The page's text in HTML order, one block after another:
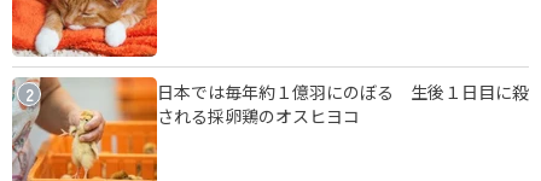
2
日本では毎年約１億羽にのぼる 生後１日目に殺
される採卵鶏のオスヒヨコ